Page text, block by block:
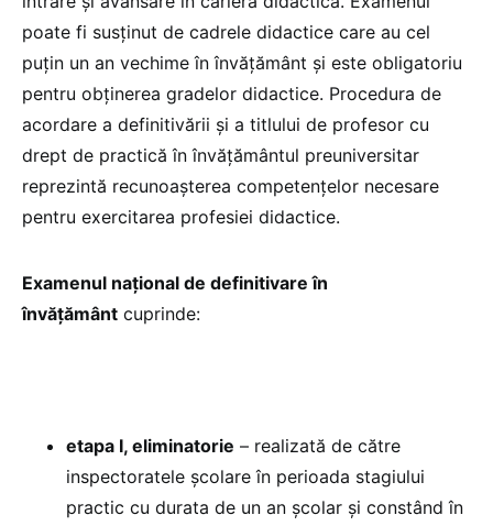
poate fi susținut de cadrele didactice care au cel
puțin un an vechime în învățământ și este obligatoriu
pentru obținerea gradelor didactice. Procedura de
acordare a definitivării și a titlului de profesor cu
drept de practică în învățământul preuniversitar
reprezintă recunoașterea competențelor necesare
pentru exercitarea profesiei didactice.
Examenul naţional de definitivare în
învăţământ cuprinde:
etapa I, eliminatorie – realizată de către
inspectoratele şcolare în perioada stagiului
practic cu durata de un an şcolar şi constând în